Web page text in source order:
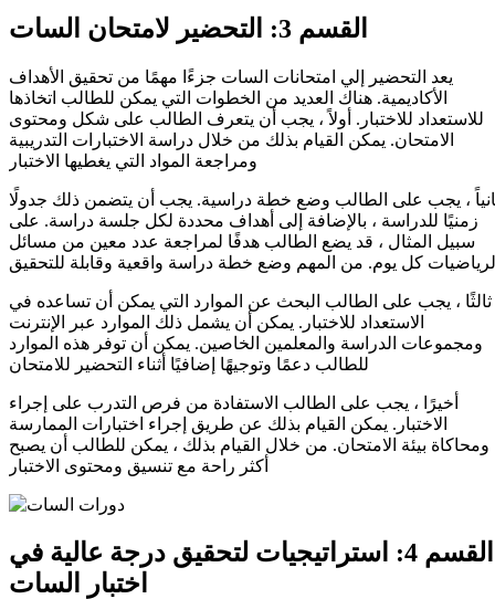
القسم 3: التحضير لامتحان السات
يعد التحضير إلي امتحانات السات جزءًا مهمًا من تحقيق الأهداف
الأكاديمية. هناك العديد من الخطوات التي يمكن للطالب اتخاذها
للاستعداد للاختبار. أولاً ، يجب أن يتعرف الطالب على شكل ومحتوى
الامتحان. يمكن القيام بذلك من خلال دراسة الاختبارات التدريبية
ومراجعة المواد التي يغطيها الاختبار
، يجب على الطالب وضع خطة دراسية. يجب أن يتضمن ذلك جدولًا
زمنيًا للدراسة ، بالإضافة إلى أهداف محددة لكل جلسة دراسة. على
سبيل المثال ، قد يضع الطالب هدفًا لمراجعة عدد معين من مسائل
كل يوم. من المهم وضع خطة دراسة واقعية وقابلة للتحقيق
ثالثًا ، يجب على الطالب البحث عن الموارد التي يمكن أن تساعده في
الاستعداد للاختبار. يمكن أن يشمل ذلك الموارد عبر الإنترنت
ومجموعات الدراسة والمعلمين الخاصين. يمكن أن توفر هذه الموارد
للطالب دعمًا وتوجيهًا إضافيًا أثناء التحضير للامتحان
أخيرًا ، يجب على الطالب الاستفادة من فرص التدرب على إجراء
الاختبار. يمكن القيام بذلك عن طريق إجراء اختبارات الممارسة
ومحاكاة بيئة الامتحان. من خلال القيام بذلك ، يمكن للطالب أن يصبح
أكثر راحة مع تنسيق ومحتوى الاختبار
القسم 4: استراتيجيات لتحقيق درجة عالية في
اختبار السات